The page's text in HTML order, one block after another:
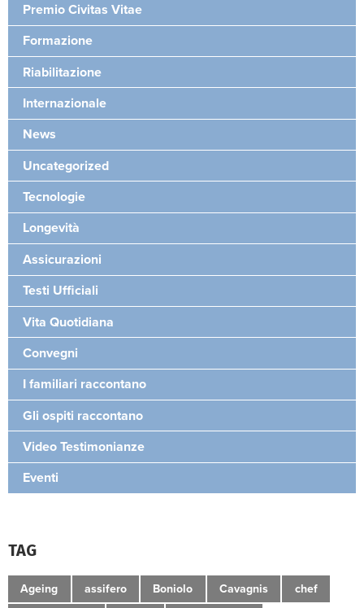
Premio Civitas Vitae
Formazione
Riabilitazione
Internazionale
News
Uncategorized
Tecnologie
Longevità
Assicurazioni
Testi Ufficiali
Vita Quotidiana
Convegni
I familiari raccontano
Gli ospiti raccontano
Video Testimonianze
Eventi
TAG
Ageing assifero Boniolo Cavagnis chef